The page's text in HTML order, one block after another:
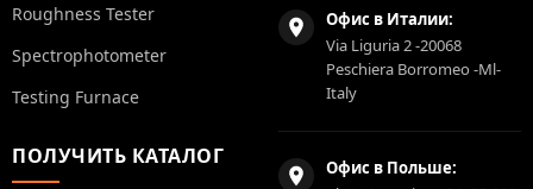
Roughness Tester
Spectrophotometer
Testing Furnace
ПОЛУЧИТЬ КАТАЛОГ
Офис в Италии:
Via Liguria 2 -20068
Peschiera Borromeo -Ml-
Italy
Офис в Польше: